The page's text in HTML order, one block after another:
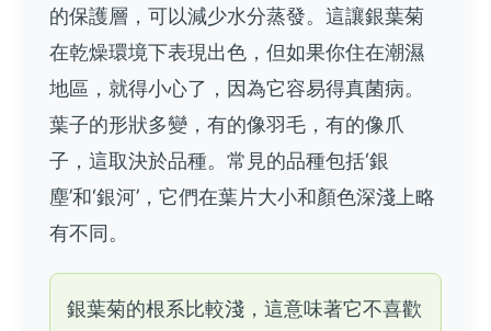
的保護層，可以減少水分蒸發。這讓銀葉菊
在乾燥環境下表現出色，但如果你住在潮濕
地區，就得小心了，因為它容易得真菌病。
葉子的形狀多變，有的像羽毛，有的像爪
子，這取決於品種。常見的品種包括‘銀
塵’和‘銀河’，它們在葉片大小和顏色深淺上略
有不同。
銀葉菊的根系比較淺，這意味著它不喜歡